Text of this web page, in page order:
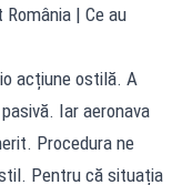
| Ce au
acțiune ostilă. A
Iar aeronava
Procedura ne
Pentru că situația